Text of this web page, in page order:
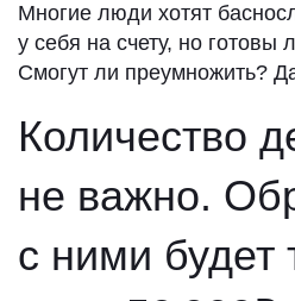
Многие люди хотят
у себя на счету, но готовы
Смогут ли преумножить?
Количество
не важно.
с ними будет